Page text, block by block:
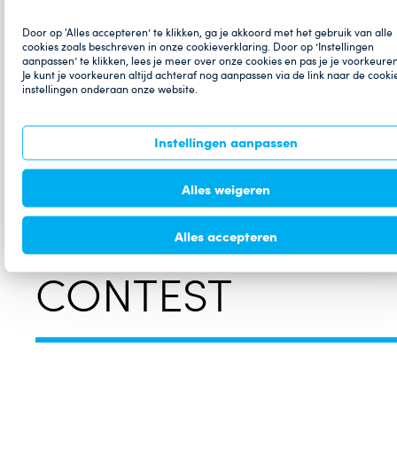
Door op 'Alles accepteren’ te klikken, ga je akkoord met het gebruik van alle
cookies zoals beschreven in onze cookieverklaring. Door op ‘Instellingen
aanpassen’ te klikken, lees je meer over onze cookies en pas je je
Je kunt je voorkeuren altijd achteraf nog aanpassen via de link naar de
instellingen onderaan onze website.
Instellingen aanpassen
Alles weigeren
Alles accepteren
TUESDAY
SPECIAL
ARRANGEMENTS
CONTEST